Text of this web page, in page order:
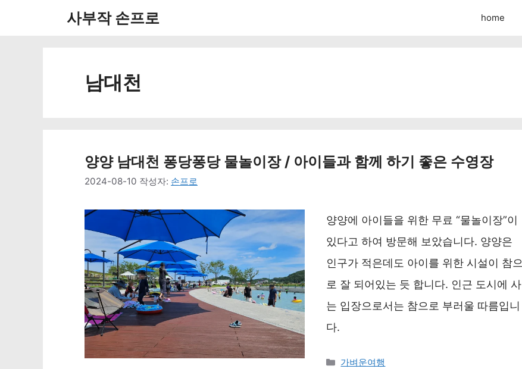
사부작 손프로 home
남대천
양양 남대천 퐁당퐁당 물놀이장 / 아이들과 함께 하기 좋은 수영장
2024-08-10 작성자: 손프로
양양에 아이들을 위한 무료 “물놀이장”이
있다고 하여 방문해 보았습니다. 양양은
인구가 적은데도 아이를 위한 시설이 참으
로 잘 되어있는 듯 합니다. 인근 도시에 사
는 입장으로서는 참으로 부러울 따름입니
다.
카
가벼운여행